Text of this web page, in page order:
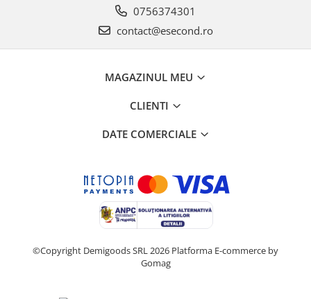
0756374301
contact@esecond.ro
MAGAZINUL MEU
CLIENTI
DATE COMERCIALE
©Copyright Demigoods SRL 2026 Platforma E-commerce by
Gomag